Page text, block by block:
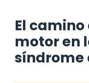
El
motor en
síndrome